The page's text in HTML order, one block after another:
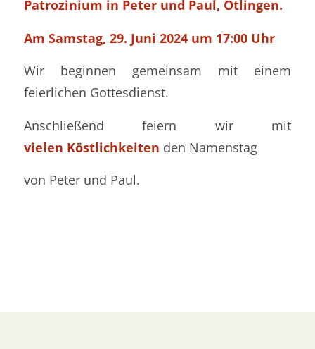
Patrozinium in Peter und Paul, Ötlingen.
Am Samstag, 29. Juni 2024 um 17:00 Uhr
Wir beginnen gemeinsam mit einem
feierlichen Gottesdienst.
Anschließend feiern wir mit
vielen Köstlichkeiten den Namenstag
von Peter und Paul.